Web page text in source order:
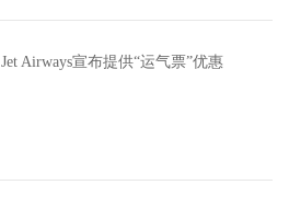
Jet Airways宣布提供“运气票”优惠